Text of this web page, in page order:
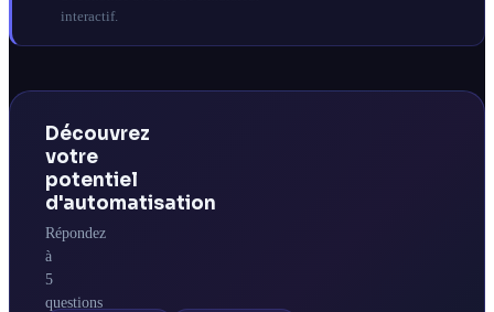
interactif.
Découvrez
votre
potentiel
d'automatisation
Répondez
à
5
questions